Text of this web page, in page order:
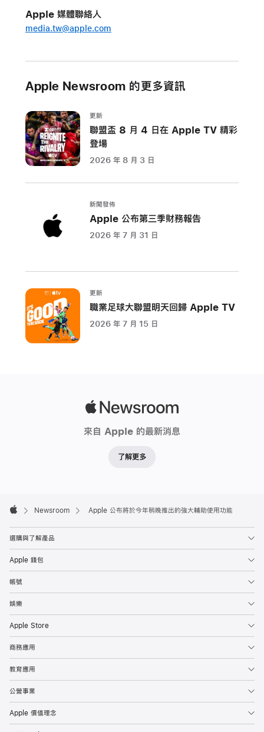
大
輔
使
功
新
功
能
括
上
Nutrition
Labels、
Mac
版
「放
Accessibility
對
「即
聽」、
人
等
的
Apple 媒體聯絡人
media.tw@apple.com
Apple Newsroom 的更多資訊
更新
聯盟盃 8 月 4 日在 Apple TV 精彩
登場
2026 年 8 月 3 日
新聞發佈
Apple 公布第三季財務報告
2026 年 7 月 31 日
更新
職業足球大聯盟明天回歸 Apple TV
2026 年 7 月 15 日
來自 Apple 的最新消息
了解更多
Footer

Newsroom Apple 公布將於今年稍晚推出的強大輔助使用功能
選購與了解產品
Apple 錢包
帳號
娛樂
Apple Store
商務應用
教育應用
公營事業
Apple 價值理念